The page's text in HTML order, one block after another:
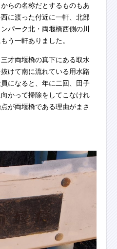
らの名称だとするものもあ
に渡った付近に一軒、北部
パーク北・両堰橋西側の川
う一軒ありました。
才両堰橋の真下にある取水
けて南に流れている用水路
になると、年に二回、田子
かって掃除をしてこなけれ
が両堰橋である理由がまさ